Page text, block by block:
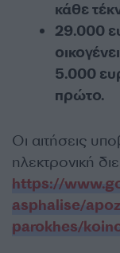
κάθε
29.000
5.000
πρώτο.
Οι αιτήσεις
ηλεκτρονική
https://
asphalise/
parokhes/